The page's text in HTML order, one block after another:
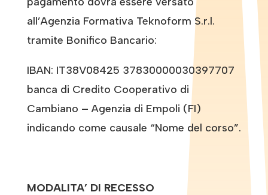
all’Agenzia Formativa Teknoform S.r.l.
tramite Bonifico Bancario:
IBAN: IT38V08425 37830000030397707
banca di Credito Cooperativo di
Cambiano – Agenzia di Empoli (FI)
indicando come causale “Nome del corso”.
MODALITA’ DI RECESSO